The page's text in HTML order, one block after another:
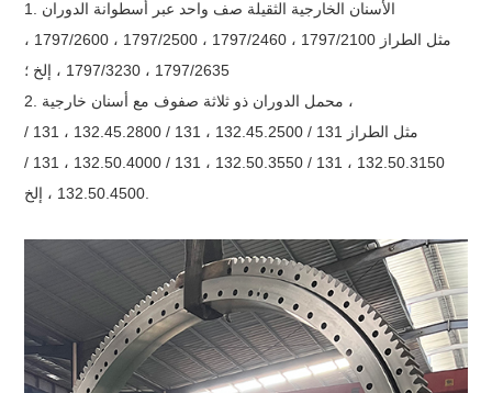
مثل الطراز 1797/2100 ، 1797/2460 ، 1797/2500 ، 1797/2600 ،
2. محمل الدوران ذو ثلاثة صفوف مع أسنان خارجية ،
مثل الطراز 131 / 132.45.2500 ، 131 / 132.45.2800 ، 131 /
132.50.3150 ، 131 / 132.50.3550 ، 131 / 132.50.4000 ، 131 /
132.50.4500 ، إلخ.